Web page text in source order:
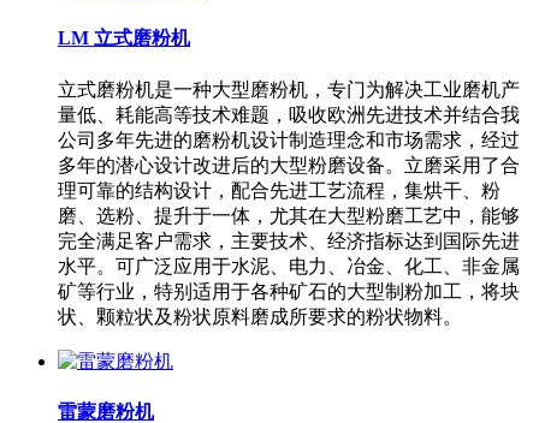
LM 立式磨粉机
立式磨粉机是一种大型磨粉机，专门为解决工业磨机产
量低、耗能高等技术难题，吸收欧洲先进技术并结合我
公司多年先进的磨粉机设计制造理念和市场需求，经过
多年的潜心设计改进后的大型粉磨设备。立磨采用了合
理可靠的结构设计，配合先进工艺流程，集烘干、粉
磨、选粉、提升于一体，尤其在大型粉磨工艺中，能够
完全满足客户需求，主要技术、经济指标达到国际先进
水平。可广泛应用于水泥、电力、冶金、化工、非金属
矿等行业，特别适用于各种矿石的大型制粉加工，将块
状、颗粒状及粉状原料磨成所要求的粉状物料。
雷蒙磨粉机